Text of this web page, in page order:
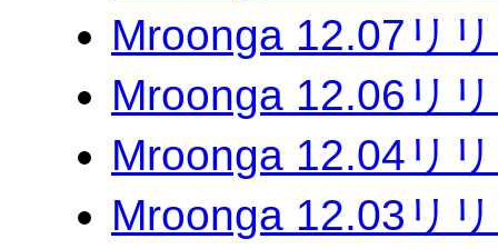
Mroonga 12.07リ
Mroonga 12.06リ
Mroonga 12.04リ
Mroonga 12.03リ